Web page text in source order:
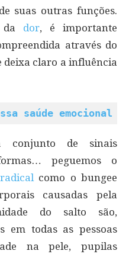
suas outras funções.
da dor, é importante
através do
deixa claro a influência
saúde emocional
conjunto de sinais
peguemos o
radical como o bungee
causadas pela
do salto são,
em todas as pessoas
na pele, pupilas